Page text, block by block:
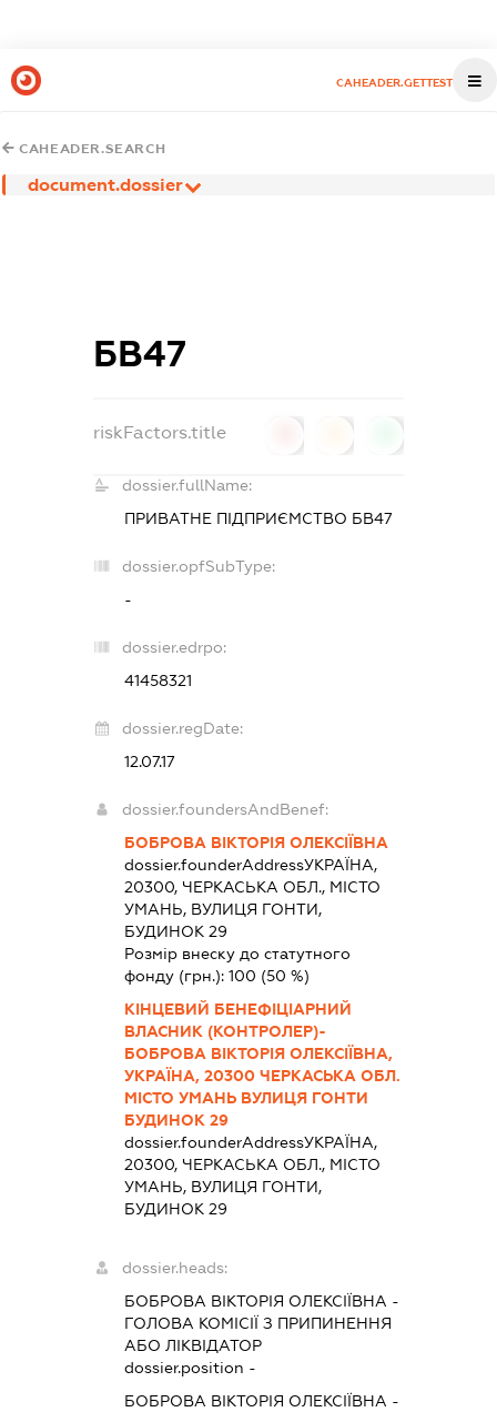
CAHEADER.GETTEST
CAHEADER.SEARCH
document.dossier
БВ47
riskFactors.title
dossier.fullName:
ПРИВАТНЕ ПІДПРИЄМСТВО БВ47
dossier.opfSubType:
-
dossier.edrpo:
41458321
dossier.regDate:
12.07.17
dossier.foundersAndBenef:
БОБРОВА ВІКТОРІЯ ОЛЕКСІЇВНА
dossier.founderAddressУКРАЇНА,
20300, ЧЕРКАСЬКА ОБЛ., МІСТО
УМАНЬ, ВУЛИЦЯ ГОНТИ,
БУДИНОК 29
Розмір внеску до статутного
фонду (грн.): 100 (50 %)
КІНЦЕВИЙ БЕНЕФІЦІАРНИЙ
ВЛАСНИК (КОНТРОЛЕР)-
БОБРОВА ВІКТОРІЯ ОЛЕКСІЇВНА,
УКРАЇНА, 20300 ЧЕРКАСЬКА ОБЛ.
МІСТО УМАНЬ ВУЛИЦЯ ГОНТИ
БУДИНОК 29
dossier.founderAddressУКРАЇНА,
20300, ЧЕРКАСЬКА ОБЛ., МІСТО
УМАНЬ, ВУЛИЦЯ ГОНТИ,
БУДИНОК 29
dossier.heads:
БОБРОВА ВІКТОРІЯ ОЛЕКСІЇВНА -
ГОЛОВА КОМІСІЇ З ПРИПИНЕННЯ
АБО ЛІКВІДАТОР
dossier.position -
БОБРОВА ВІКТОРІЯ ОЛЕКСІЇВНА -